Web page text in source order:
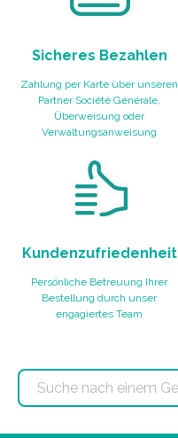
Sicheres Bezahlen
Zahlung per Karte über unseren
Partner Société Générale,
Überweisung oder
Verwaltungsanweisung
Kundenzufriedenheit
Persönliche Betreuung Ihrer
Bestellung durch unser
engagiertes Team